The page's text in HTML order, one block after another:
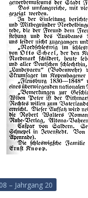
– Jahrgang 20